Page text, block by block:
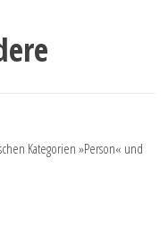
Kategorien »Person« und